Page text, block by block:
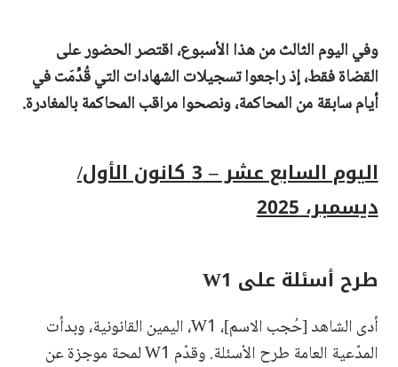
وفي اليوم الثالث من هذا الأسبوع، اقتصر الحضور على
القضاة فقط، إذ راجعوا تسجيلات الشهادات التي قُدِّمَت في
أيام سابقة من المحاكمة، ونصحوا مراقب المحاكمة بالمغادرة.
اليوم السابع عشر – 3 كانون الأول/
ديسمبر، 2025
طرح أسئلة على W1
أدى الشاهد [حُجب الاسم]، W1، اليمين القانونية، وبدأت
المدّعية العامة طرح الأسئلة. وقدّم W1 لمحة موجزة عن